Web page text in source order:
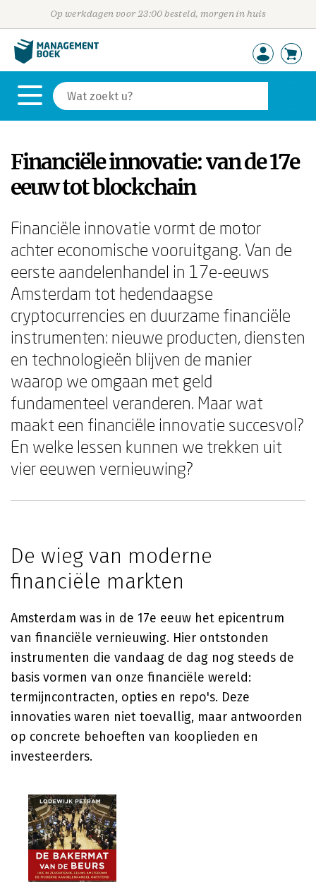
Op werkdagen voor 23:00 besteld, morgen in huis
Financiële innovatie: van de 17e
eeuw tot blockchain
Financiële innovatie vormt de motor
achter economische vooruitgang. Van de
eerste aandelenhandel in 17e-eeuws
Amsterdam tot hedendaagse
cryptocurrencies en duurzame financiële
instrumenten: nieuwe producten, diensten
en technologieën blijven de manier
waarop we omgaan met geld
fundamenteel veranderen. Maar wat
maakt een financiële innovatie succesvol?
En welke lessen kunnen we trekken uit
vier eeuwen vernieuwing?
De wieg van moderne
financiële markten
Amsterdam was in de 17e eeuw het epicentrum
van financiële vernieuwing. Hier ontstonden
instrumenten die vandaag de dag nog steeds de
basis vormen van onze financiële wereld:
termijncontracten, opties en repo's. Deze
innovaties waren niet toevallig, maar antwoorden
op concrete behoeften van kooplieden en
investeerders.